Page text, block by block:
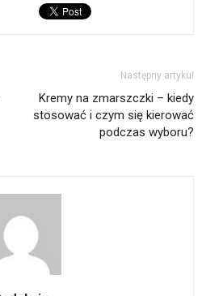
Następny artykuł
Kremy na zmarszczki – kiedy
stosować i czym się kierować
podczas wyboru?